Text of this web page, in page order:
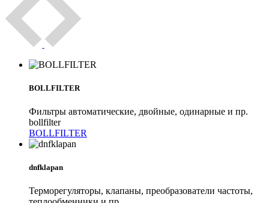
BOLLFILTER
Фильтры автоматические, двойные, одинарные и пр.
bollfilter
BOLLFILTER
dnfklapan
Терморегуляторы, клапаны, преобразователи частоты,